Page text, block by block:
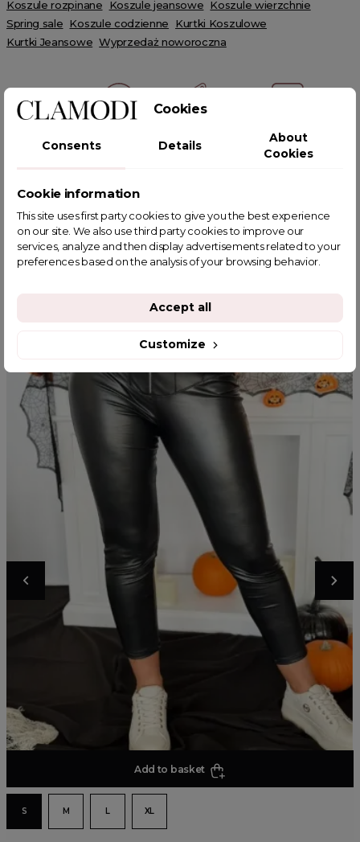
Koszule rozpinane Koszule jeansowe Koszule wierzchnie
Spring sale Koszule codzienne
Kurtki Koszulowe
Kurtki Jeansowe Wyprzedaż noworoczna
POWIĄZANE TAGI
YOU MIGHT ALSO LIKE
Add to basket
S M L XL
Cookies
Consents Details
About
Cookies
Cookie information
This site uses first party cookies to give you the best experience
on our site. We also use third party cookies to improve our
services, analyze and then display advertisements related to your
preferences based on the analysis of your browsing behavior.
Customize
Accept all